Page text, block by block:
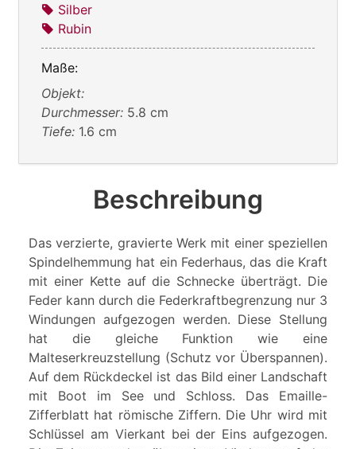
Silber
Rubin
Maße:
Objekt:
Durchmesser: 5.8 cm
Tiefe: 1.6 cm
Beschreibung
Das verzierte, gravierte Werk mit einer speziellen
Spindelhemmung hat ein Federhaus, das die Kraft
mit einer Kette auf die Schnecke überträgt. Die
Feder kann durch die Federkraftbegrenzung nur 3
Windungen aufgezogen werden. Diese Stellung
hat die gleiche Funktion wie eine
Malteserkreuzstellung (Schutz vor Überspannen).
Auf dem Rückdeckel ist das Bild einer Landschaft
mit Boot im See und Schloss. Das Emaille-
Zifferblatt hat römische Ziffern. Die Uhr wird mit
Schlüssel am Vierkant bei der Eins aufgezogen.